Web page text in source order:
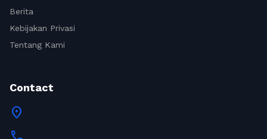
Berita
Kebijakan Privasi
Tentang Kami
Contact
location_on